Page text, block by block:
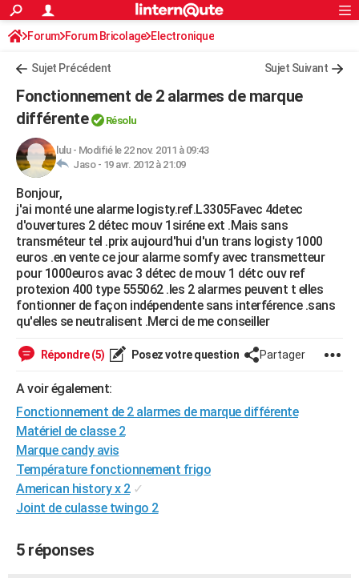
ACTUALITÉS
Politique
Société
Faits Divers
Education
Monde
Villes
+
Programme TV
TNTStreaming
Cinéma
Sorties cinéma
Musique
FINANCE
Retraite
Impôts
Epargne
Immobilier
Risques naturels par ville
Banque
Assurance
Crédit
AUTO
Essais
Réserver un essai
Citadines
Berlines
SUV
Forum auto
HIGH-TECH
Mobiles
Meilleur smartphone
Internet
Ordinateurs
Jeux vidéo
Guide high-tech
+
BRICOLAGE
Forum
Aménagement intérieur
Extérieur
Cuisine
Salle de bains
Jardinage
Rangement
WEEK-END
Guides de France
Escapades
Patrimoine
Expositions
Musées
Week-end nature
LIFESTYLE
Art de vivre
Bien-être
Loisirs
Mode
Modes de vie
SANTE
VOYAGE
GUIDES D'ACHAT
BONS PLANS
CARTE DE VOEUX
Carte de Noël
Carte Bonne année
Carte Saint-Valentin
Carte Pâques
Carte d'anniversaire
DICTIONNAIRE
S'inscrire
Connexion
Forum Forum Bricolage Electronique
Sujet Précédent Sujet Suivant
Fonctionnement de 2 alarmes de marque
différente
Résolu
lulu- Modifié le 22 nov. 2011 à 09:43
Jaso - 19 avr. 2012 à 21:09
Bonjour,
j'ai monté une alarme logisty.ref.L3305Favec 4detec
d'ouvertures 2 détec mouv 1siréne ext .Mais sans
transméteur tel .prix aujourd'hui d'un trans logisty 1000
euros .en vente ce jour alarme somfy avec transmetteur
pour 1000euros avac 3 détec de mouv 1 détc ouv ref
protexion 400 type 555062 .les 2 alarmes peuvent t elles
fontionner de façon indépendente sans interférence .sans
qu'elles se neutralisent .Merci de me conseiller
Répondre (5) Posez votre question Partager
A voir également:
Fonctionnement de 2 alarmes de marque différente
Matériel de classe 2
Marque candy avis
Température fonctionnement frigo
American history x 2 ✓
Joint de culasse twingo 2
5 réponses